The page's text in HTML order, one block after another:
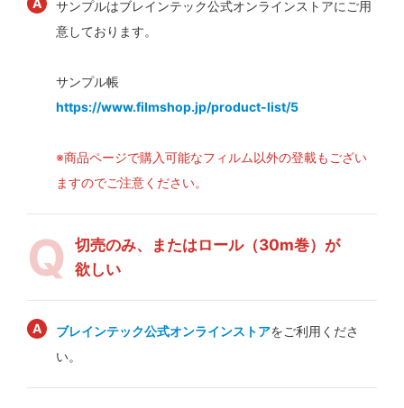
サンプルはブレインテック公式オンラインストアにご用
意しております。
サンプル帳
https://www.filmshop.jp/product-list/5
※商品ページで購入可能なフィルム以外の登載もござい
ますのでご注意ください。
切売のみ、またはロール（30m巻）が
欲しい
ブレインテック公式オンラインストアをご利用くださ
い。